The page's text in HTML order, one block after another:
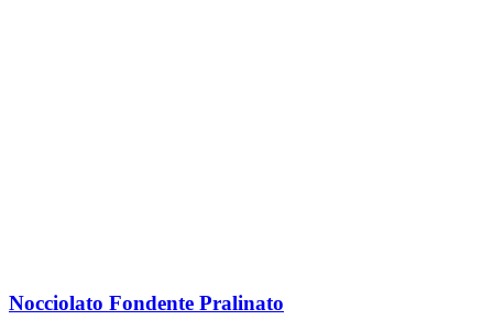
Nocciolato Fondente Pralinato